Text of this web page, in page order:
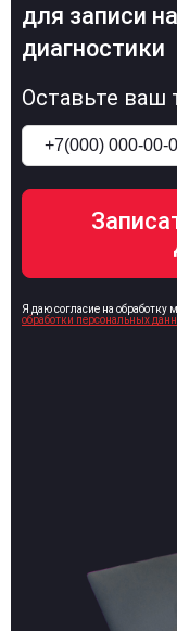
для записи
диагностики
Оставьте ваш
Я даю согласие на обработку
обработки персональных